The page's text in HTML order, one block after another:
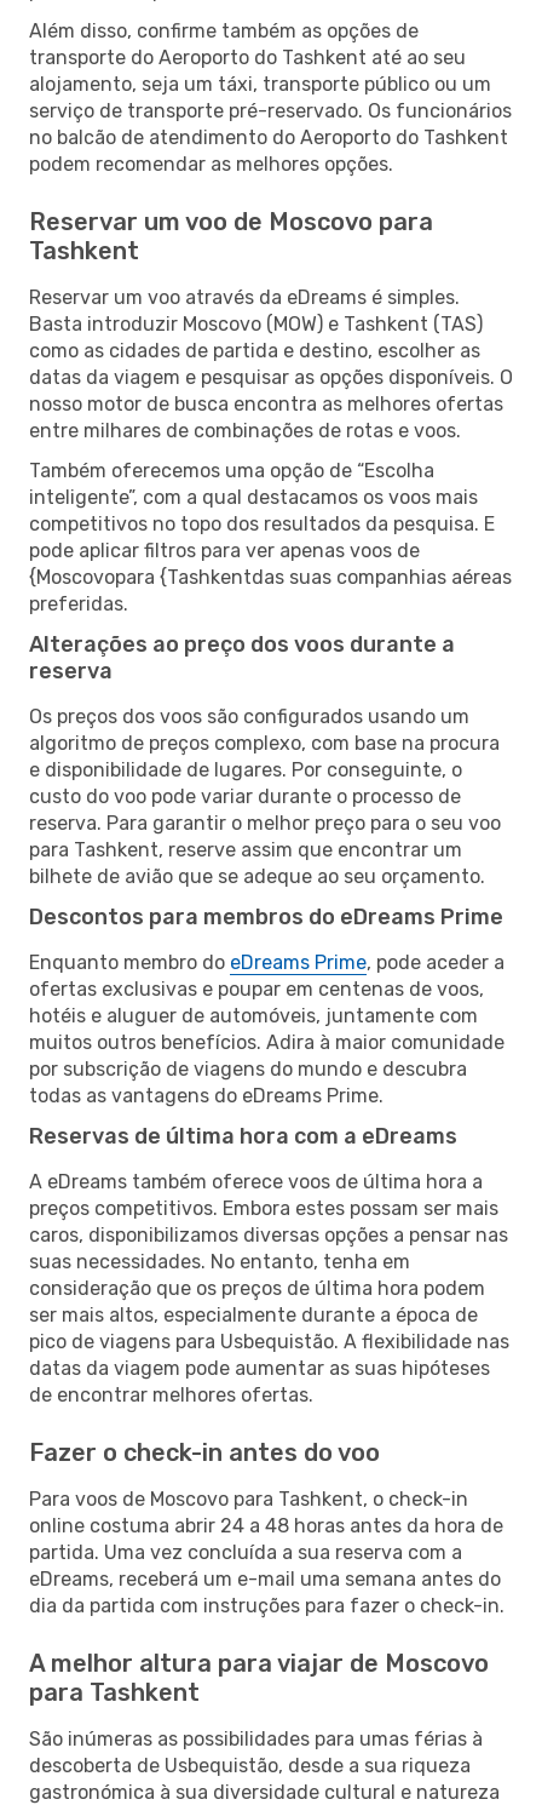
Além disso, confirme também as opções de
transporte do Aeroporto do Tashkent até ao seu
alojamento, seja um táxi, transporte público ou um
serviço de transporte pré-reservado. Os funcionários
no balcão de atendimento do Aeroporto do Tashkent
podem recomendar as melhores opções.
Reservar um voo de Moscovo para
Tashkent
Reservar um voo através da eDreams é simples.
Basta introduzir Moscovo (MOW) e Tashkent (TAS)
como as cidades de partida e destino, escolher as
datas da viagem e pesquisar as opções disponíveis. O
nosso motor de busca encontra as melhores ofertas
entre milhares de combinações de rotas e voos.
Também oferecemos uma opção de “Escolha
inteligente”, com a qual destacamos os voos mais
competitivos no topo dos resultados da pesquisa. E
pode aplicar filtros para ver apenas voos de
{Moscovopara {Tashkentdas suas companhias aéreas
preferidas.
Alterações ao preço dos voos durante a
reserva
Os preços dos voos são configurados usando um
algoritmo de preços complexo, com base na procura
e disponibilidade de lugares. Por conseguinte, o
custo do voo pode variar durante o processo de
reserva. Para garantir o melhor preço para o seu voo
para Tashkent, reserve assim que encontrar um
bilhete de avião que se adeque ao seu orçamento.
Descontos para membros do eDreams Prime
Enquanto membro do eDreams Prime, pode aceder a
ofertas exclusivas e poupar em centenas de voos,
hotéis e aluguer de automóveis, juntamente com
muitos outros benefícios. Adira à maior comunidade
por subscrição de viagens do mundo e descubra
todas as vantagens do eDreams Prime.
Reservas de última hora com a eDreams
A eDreams também oferece voos de última hora a
preços competitivos. Embora estes possam ser mais
caros, disponibilizamos diversas opções a pensar nas
suas necessidades. No entanto, tenha em
consideração que os preços de última hora podem
ser mais altos, especialmente durante a época de
pico de viagens para Usbequistão. A flexibilidade nas
datas da viagem pode aumentar as suas hipóteses
de encontrar melhores ofertas.
Fazer o check-in antes do voo
Para voos de Moscovo para Tashkent, o check-in
online costuma abrir 24 a 48 horas antes da hora de
partida. Uma vez concluída a sua reserva com a
eDreams, receberá um e-mail uma semana antes do
dia da partida com instruções para fazer o check-in.
A melhor altura para viajar de Moscovo
para Tashkent
São inúmeras as possibilidades para umas férias à
descoberta de Usbequistão, desde a sua riqueza
gastronómica à sua diversidade cultural e natureza